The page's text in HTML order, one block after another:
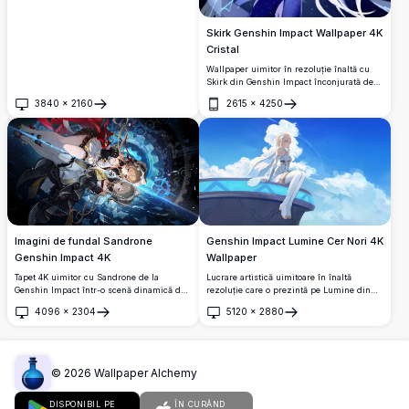
3840 × 2160
Deschide
Skirk Genshin Impact Wallpaper 4K
Cristal
Wallpaper uimitor în rezoluție înaltă cu
Skirk din Genshin Impact înconjurată de
cristale albastre strălucitoare și lumina
stelelor. Designul eteric al reginei gheții
prezintă detalii complicate cu păr alb
curgător, ținută elegantă și formațiuni
cristaline mistice care creează o atmosferă
fantasy fascinantă.
2615 × 4250
Deschide
Imagini de fundal Sandrone
Genshin Impact 4K
Tapet 4K uimitor cu Sandrone de la
Genshin Impact într-o scenă dinamică de
4096 × 2304
Deschide
Genshin Impact Lumine Cer Nori 4K
Wallpaper
Lucrare artistică uimitoare în înaltă
rezoluție care o prezintă pe Lumine din
platformă futuristă înconjurată de ceruri
5120 × 2880
Deschide
© 2026 Wallpaper Alchemy
DISPONIBIL PE ÎN CURÂND